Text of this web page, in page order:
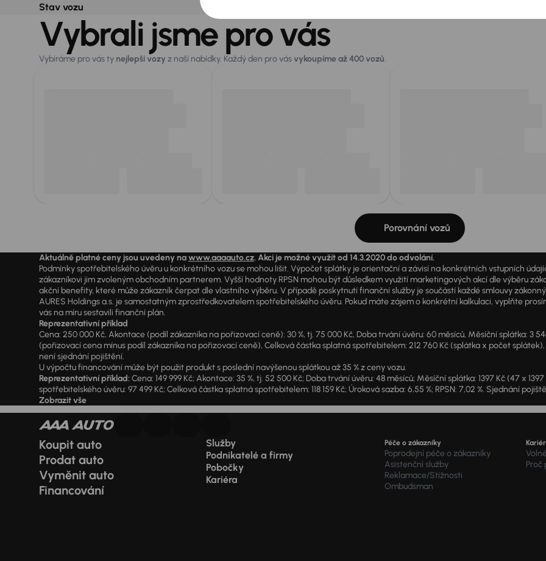
Stav vozu
Vybrali jsme pro vás
Vybíráme pro vás ty nejlepší vozy z naší nabídky. Každý den pro vásvykoupíme až 400 vozů.
Porovnání vozů
Aktuálně platné ceny jsou uvedeny nawww.aaaauto.cz. Akci je možné využít od 14.3.2020 do odvolání.
Podmínky spotřebitelského úvěru u konkrétního vozu se mohou lišit. Výpočet splátky je orientační a závisí na konkrétních vstupních
zákazníkovi jim zvoleným obchodním partnerem. Vyšší hodnoty RPSN mohou být důsledkem využití marketingových akcí dle výběru
akční benefity, které může zákazník čerpat dle vlastního výběru. V případě poskytnutí finanční služby je součástí každé smlouvy
AURES Holdings a.s. je samostatným zprostředkovatelem spotřebitelského úvěru. Pokud máte zájem o konkrétní kalkulaci, vyplňte
vás na míru sestavili finanční plán.
Reprezentativní příklad
Cena: 250 000 Kč, Akontace (podíl zákazníka na pořizovací ceně): 30 %, tj. 75 000 Kč, Doba trvání úvěru: 60 měsíců, Měsíční splátka: 3
(pořizovací cena mínus podíl zákazníka na pořizovací ceně), Celková částka splatná spotřebitelem: 212 760 Kč (splátka x počet splátek),
není sjednání pojištění.
U výpočtu financování může být použit produkt s poslední navýšenou splátkou až 35 % z ceny vozu.
Reprezentativní příklad:Cena: 149 999 Kč; Akontace: 35 %, tj. 52 500 Kč; Doba trvání úvěru: 48 měsíců; Měsíční splátka: 1397 Kč (47 x
spotřebitelského úvěru: 97 499 Kč; Celková částka splatná spotřebitelem: 118 159 Kč; Úroková sazba: 6,55 %; RPSN: 7,02 %. Sjednání
Zobrazit vše
Koupit auto
Prodat auto
Vyměnit auto
Financování
Služby
Podnikatelé a firmy
Pobočky
Kariéra
Péče o zákazníky
Poprodejní péče o zákazníky
Asistenční služby
Reklamace/Stížnosti
Ombudsman
Proč